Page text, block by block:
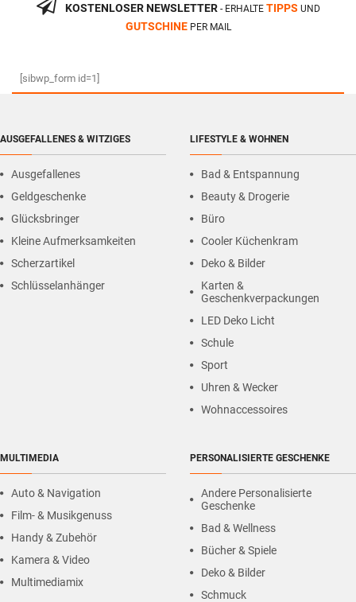
KOSTENLOSER NEWSLETTER- ERHALTE TIPPS UND
GUTSCHINEPER MAIL
[sibwp_form id=1]
AUSGEFALLENES & WITZIGES
Ausgefallenes
Geldgeschenke
Glücksbringer
Kleine Aufmerksamkeiten
Scherzartikel
Schlüsselanhänger
LIFESTYLE & WOHNEN
Bad & Entspannung
Beauty & Drogerie
Büro
Cooler Küchenkram
Deko & Bilder
Karten &
Geschenkverpackungen
LED Deko Licht
Schule
Sport
Uhren & Wecker
Wohnaccessoires
MULTIMEDIA
Auto & Navigation
Film- & Musikgenuss
Handy & Zubehör
Kamera & Video
Multimediamix
PERSONALISIERTE GESCHENKE
Andere Personalisierte
Geschenke
Bad & Wellness
Bücher & Spiele
Deko & Bilder
Schmuck